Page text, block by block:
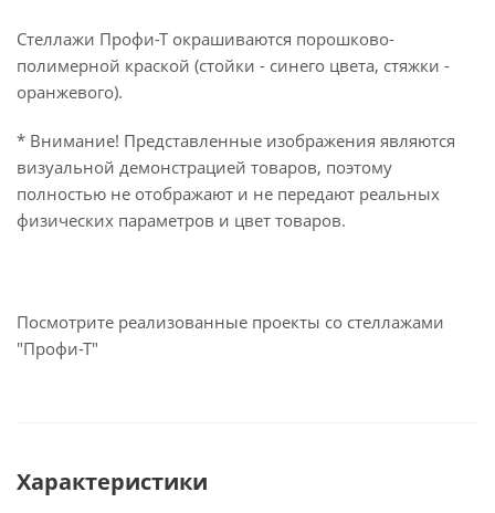
Стеллажи Профи-Т окрашиваются порошково-
полимерной краской (стойки - синего цвета, стяжки -
оранжевого).
* Внимание! Представленные изображения являются
визуальной демонстрацией товаров, поэтому
полностью не отображают и не передают реальных
физических параметров и цвет товаров.
Посмотрите реализованные проекты со стеллажами
"Профи-Т"
Характеристики